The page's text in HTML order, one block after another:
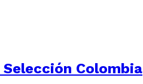
Colombia